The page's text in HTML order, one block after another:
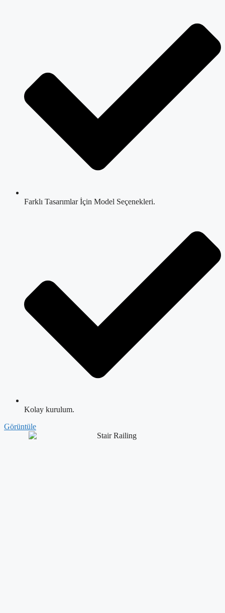
Farklı Tasarımlar İçin Model Seçenekleri.
Kolay kurulum.
Görüntüle